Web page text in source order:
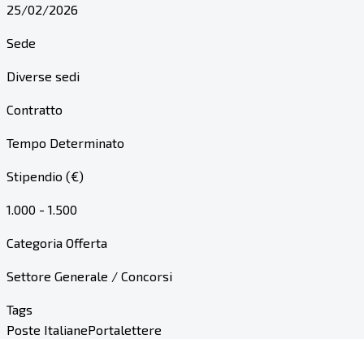
25/02/2026
Sede
Diverse sedi
Contratto
Tempo Determinato
Stipendio (€)
1.000 - 1.500
Categoria Offerta
Settore Generale / Concorsi
Tags
Poste ItalianePortalettere